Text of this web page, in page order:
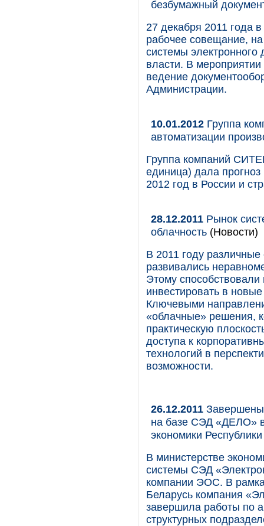
безбумажный
27 декабря 2011 года
рабочее совещание,
системы электронного
власти. В мероприятии
ведение
Администрации.
10.01.2012 Группа
автоматизации
Группа компаний
единица) дала
2012 год в России и
28.12.2011 Рынок
облачность (Новости)
В 2011 году
развивались
Этому способствовали
инвестировать в
Ключевыми
«облачные» решения,
практическую
доступа к
технологий в
возможности.
26.12.2011 Завершены
на базе СЭД «ДЕЛО» в
экономики
В министерстве
системы СЭД
компании ЭОС. В
Беларусь компания
завершила работы по
структурных